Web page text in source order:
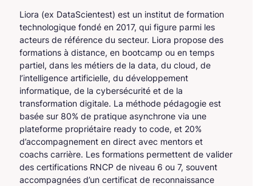
Liora (ex DataScientest) est un institut de formation
technologique fondé en 2017, qui figure parmi les
acteurs de référence du secteur. Liora propose des
formations à distance, en bootcamp ou en temps
partiel, dans les métiers de la data, du cloud, de
l’intelligence artificielle, du développement
informatique, de la cybersécurité et de la
transformation digitale. La méthode pédagogie est
basée sur 80% de pratique asynchrone via une
plateforme propriétaire ready to code, et 20%
d’accompagnement en direct avec mentors et
coachs carrière. Les formations permettent de valider
des certifications RNCP de niveau 6 ou 7, souvent
accompagnées d’un certificat de reconnaissance